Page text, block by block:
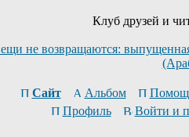
Клуб друзей и
не возвращаются:
Сайт Альбом
Профиль
Войти и